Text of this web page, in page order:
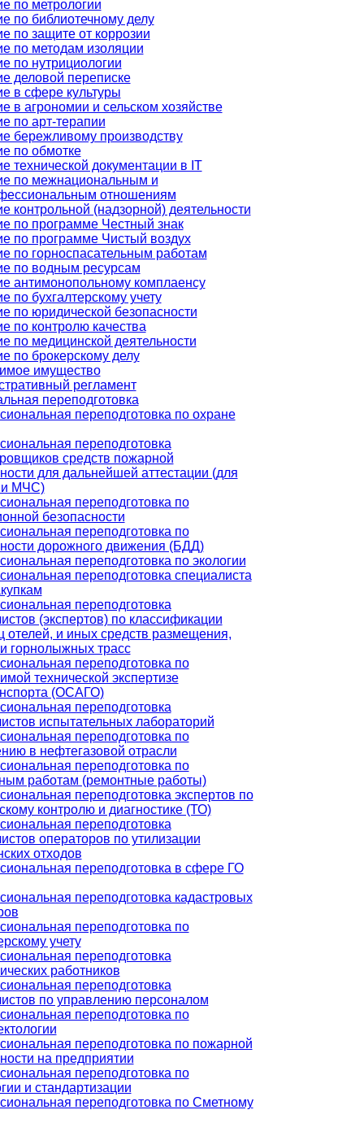
по метрологии
по библиотечному делу
по защите от коррозии
по методам изоляции
по нутрициологии
деловой переписке
в сфере культуры
в агрономии и сельском хозяйстве
по арт-терапии
бережливому производству
по обмотке
технической документации в IT
по межнациональным и
отношениям
контрольной (надзорной) деятельности
по программе Честный знак
по программе Чистый воздух
по горноспасательным работам
по водным ресурсам
антимонопольному комплаенсу
по бухгалтерскому учету
по юридической безопасности
по контролю качества
по медицинской деятельности
по брокерскому делу
имущество
регламент
переподготовка
переподготовка по охране
переподготовка
средств пожарной
для дальнейшей аттестации (для
МЧС)
переподготовка по
безопасности
переподготовка по
дорожного движения (БДД)
переподготовка по экологии
переподготовка специалиста
переподготовка
(экспертов) по классификации
отелей, и иных средств размещения,
горнолыжных трасс
переподготовка по
технической экспертизе
(ОСАГО)
переподготовка
испытательных лабораторий
переподготовка по
в нефтегазовой отрасли
переподготовка по
работам (ремонтные работы)
переподготовка экспертов по
контролю и диагностике (ТО)
переподготовка
операторов по утилизации
отходов
переподготовка в сфере ГО
переподготовка кадастровых
переподготовка по
учету
переподготовка
работников
переподготовка
по управлению персоналом
переподготовка по
переподготовка по пожарной
на предприятии
переподготовка по
и стандартизации
переподготовка по Сметному